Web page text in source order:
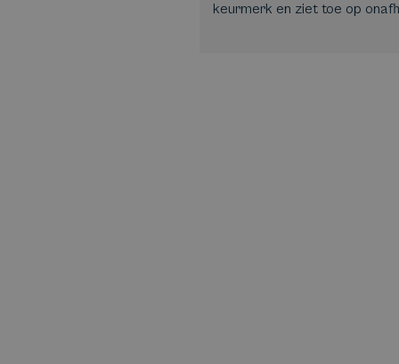
keurmerk en ziet toe op